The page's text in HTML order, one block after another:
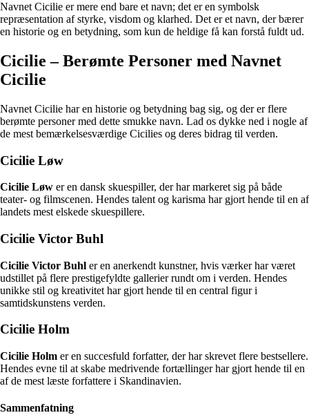
Navnet Cicilie er mere end bare et navn; det er en symbolsk
repræsentation af styrke, visdom og klarhed. Det er et navn, der bærer
en historie og en betydning, som kun de heldige få kan forstå fuldt ud.
Cicilie – Berømte Personer med Navnet
Cicilie
Navnet Cicilie har en historie og betydning bag sig, og der er flere
berømte personer med dette smukke navn. Lad os dykke ned i nogle af
de mest bemærkelsesværdige Cicilies og deres bidrag til verden.
Cicilie Løw
Cicilie Løw er en dansk skuespiller, der har markeret sig på både
teater- og filmscenen. Hendes talent og karisma har gjort hende til en af
landets mest elskede skuespillere.
Cicilie Victor Buhl
Cicilie Victor Buhl er en anerkendt kunstner, hvis værker har været
udstillet på flere prestigefyldte gallerier rundt om i verden. Hendes
unikke stil og kreativitet har gjort hende til en central figur i
samtidskunstens verden.
Cicilie Holm
Cicilie Holm er en succesfuld forfatter, der har skrevet flere bestsellere.
Hendes evne til at skabe medrivende fortællinger har gjort hende til en
af de mest læste forfattere i Skandinavien.
Sammenfatning